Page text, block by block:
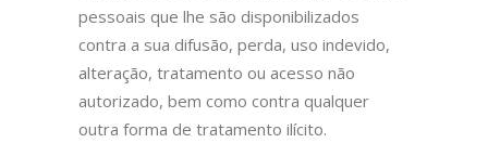
pessoais que lhe são disponibilizados
contra a sua difusão, perda, uso indevido,
alteração, tratamento ou acesso não
autorizado, bem como contra qualquer
outra forma de tratamento ilícito.